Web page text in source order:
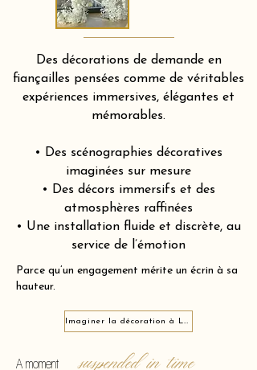
Des décorations de demande en
fiançailles pensées comme de véritables
expériences immersives, élégantes et
mémorables.
• Des scénographies décoratives
imaginées sur mesure
• Des décors immersifs et des
atmosphères raffinées
• Une installation fluide et discrète, au
service de l’émotion
Parce qu’un engagement mérite un écrin à sa
hauteur.
Imaginer la décoration à L’Isle-sur-la-Sorgue 84800
A moment suspended in time